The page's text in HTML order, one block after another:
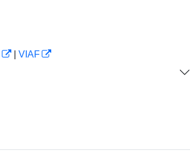
VIAF